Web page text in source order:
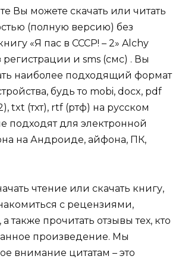
Вы можете скачать или читать
(полную версию) без
«Я пас в СССР! – 2» Alchy
регистрации и sms (смс) . Вы
наиболее подходящий формат
будь то mobi, docx, pdf
txt (тхт), rtf (ртф) на русском
подходят для электронной
на Андроиде, айфона, ПК,
чтение или скачать книгу,
с рецензиями,
также прочитать отзывы тех, кто
произведение. Мы
внимание цитатам – это